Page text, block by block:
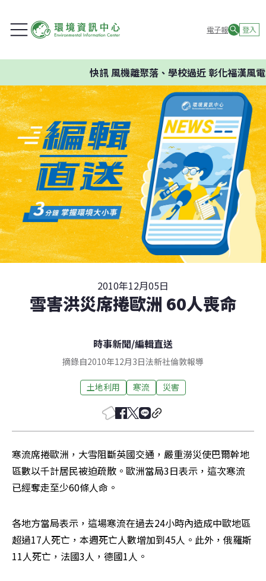
電子報 登入
快訊風機離聚落、學校過近 彰化福漢風電
2010年12月05日
雪害洪災席捲歐洲 60人喪命
時事新聞/編輯直送
摘錄自2010年12月3日法新社倫敦報導
土地利用 寒流 災害
寒流席捲歐洲，大雪阻斷英國交通，嚴重澇災使巴爾幹地
區數以千計居民被迫疏散。歐洲當局3日表示，這次寒流
已經奪走至少60條人命。
各地方當局表示，這場寒流在過去24小時內造成中歐地區
超過17人死亡，本週死亡人數增加到45人。此外，俄羅斯
11人死亡，法國3人，德國1人。